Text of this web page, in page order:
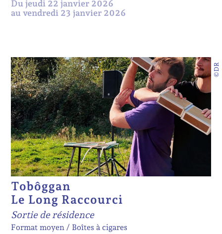
Du jeudi 22 janvier 2026
au vendredi 23 janvier 2026
©DR
Tobôggan
Le Long Raccourci
Sortie de résidence
Format moyen Boîtes à cigares